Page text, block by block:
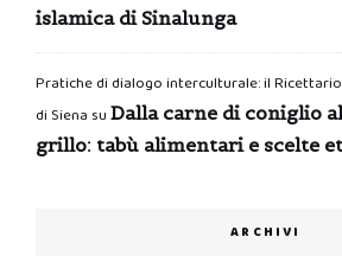
islamica di Sinalunga
Pratiche di dialogo interculturale: il
di Siena su Dalla carne di coniglio
grillo: tabù alimentari e scelte
ARCHIVI